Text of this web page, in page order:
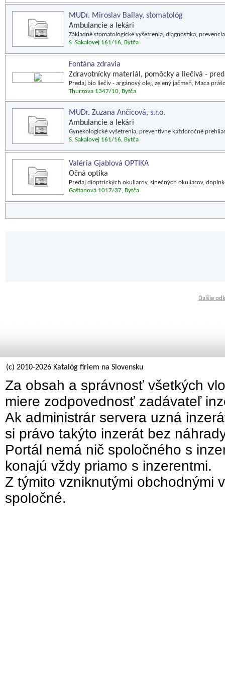
MUDr. Miroslav Ballay, stomatológ
Ambulancie a lekári
Základné stomatologické vyšetrenia, diagnostika,
S. Sakalovej 161/16, Bytča
Fontána zdravia
Zdravotnícky materiál, pomôcky a liečivá -
Predaj bio liečiv - argánový olej, zelený jačmeň, Maca
Thurzova 1347/10, Bytča
MUDr. Zuzana Ančicová, s.r.o.
Ambulancie a lekári
Gynekologické vyšetrenia, preventívne každoročné
S. Sakalovej 161/16, Bytča
Valéria Gjablová OPTIKA
Očná optika
Predaj dioptrických okuliarov, slnečných okuliarov,
Gaštanová 1017/37, Bytča
Ďalšie
(c) 2010-2026 Katalóg firiem na Slovensku
Za obsah a správnosť všetkých
miere zodpovednosť zadávateľ
Ak administrár servera uzná
si právo takýto inzerát bez
Portál nemá nič spoločného s
konajú vždy priamo s inzerentmi.
Z týmito vzniknutými obchodnými
spoločné.